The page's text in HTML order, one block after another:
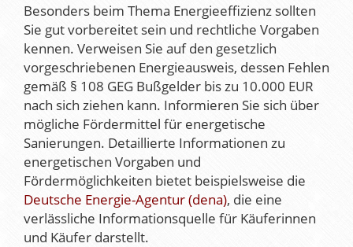
Besonders beim Thema Energieeffizienz sollten
Sie gut vorbereitet sein und rechtliche Vorgaben
kennen. Verweisen Sie auf den gesetzlich
vorgeschriebenen Energieausweis, dessen Fehlen
gemäß § 108 GEG Bußgelder bis zu 10.000 EUR
nach sich ziehen kann. Informieren Sie sich über
mögliche Fördermittel für energetische
Sanierungen. Detaillierte Informationen zu
energetischen Vorgaben und
Fördermöglichkeiten bietet beispielsweise die
Deutsche Energie-Agentur (dena), die eine
verlässliche Informationsquelle für Käuferinnen
und Käufer darstellt.